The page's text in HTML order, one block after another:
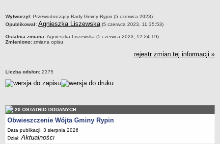
Dane przestrzenne - MPZP
Stałe obwody głosowania, numery, granice oraz siedziby
obwodowych komisji wyborczych, opis granic okręgów wyborczych
Budżet
Zmiany budżetu
Majątek gminy
Majątek jednostek organizacyjnych
Dług publiczny
metryczka
Wytworzył: Przewodniczący Rady Gminy Rypin (5 czerwca 2023)
Opublikował: Agnieszka Liszewska(5 czerwca 2023, 11:35:53)
Ostatnia zmiana:Agnieszka Liszewska (5 czerwca 2023, 12:24:19)
Zmieniono: zmiana opisu
rejestr zmian tej informacji »
Liczba odsłon: 2375
20 OSTATNIO DODANYCH
Obwieszczenie Wójta Gminy Rypin
Data publikacji: 3 sierpnia 2026
Dział:Aktualności